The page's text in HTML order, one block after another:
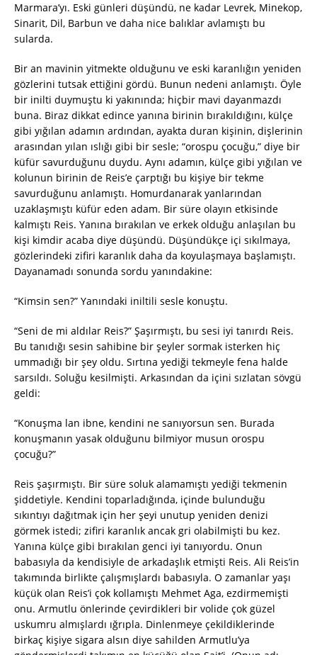
Marmara’yı. Eski günleri düşündü, ne kadar Levrek, Minekop,
Sinarit, Dil, Barbun ve daha nice balıklar avlamıştı bu
sularda.
Bir an mavinin yitmekte olduğunu ve eski karanlığın yeniden
gözlerini tutsak ettiğini gördü. Bunun nedeni anlamıştı. Öyle
bir inilti duymuştu ki yakınında; hiçbir mavi dayanmazdı
buna. Biraz dikkat edince yanına birinin bırakıldığını, külçe
gibi yığılan adamın ardından, ayakta duran kişinin, dişlerinin
arasından yılan ıslığı gibi bir sesle; “orospu çocuğu,” diye bir
küfür savurduğunu duydu. Aynı adamın, külçe gibi yığılan ve
kolunun birinin de Reis’e çarptığı bu kişiye bir tekme
savurduğunu anlamıştı. Homurdanarak yanlarından
uzaklaşmıştı küfür eden adam. Bir süre olayın etkisinde
kalmıştı Reis. Yanına bırakılan ve erkek olduğu anlaşılan bu
kişi kimdir acaba diye düşündü. Düşündükçe içi sıkılmaya,
gözlerindeki zifiri karanlık daha da koyulaşmaya başlamıştı.
Dayanamadı sonunda sordu yanındakine:
“Kimsin sen?” Yanındaki iniltili sesle konuştu.
“Seni de mi aldılar Reis?” Şaşırmıştı, bu sesi iyi tanırdı Reis.
Bu tanıdığı sesin sahibine bir şeyler sormak isterken hiç
ummadığı bir şey oldu. Sırtına yediği tekmeyle fena halde
sarsıldı. Soluğu kesilmişti. Arkasından da içini sızlatan sövgü
geldi:
“Konuşma lan ibne, kendini ne sanıyorsun sen. Burada
konuşmanın yasak olduğunu bilmiyor musun orospu
çocuğu?”
Reis şaşırmıştı. Bir süre soluk alamamıştı yediği tekmenin
şiddetiyle. Kendini toparladığında, içinde bulunduğu
sıkıntıyı dağıtmak için her şeyi unutup yeniden denizi
görmek istedi; zifiri karanlık ancak gri olabilmişti bu kez.
Yanına külçe gibi bırakılan genci iyi tanıyordu. Onun
babasıyla da kendisiyle de arkadaşlık etmişti Reis. Ali Reis’in
takımında birlikte çalışmışlardı babasıyla. O zamanlar yaşı
küçük olan Reis’i çok kollamıştı Mehmet Aga, ezdirmemişti
onu. Armutlu önlerinde çevirdikleri bir volide çok güzel
uskumru almışlardı ığrıpla. Dinlenmeye çekildiklerinde
birkaç kişiye sigara alsın diye sahilden Armutlu’ya